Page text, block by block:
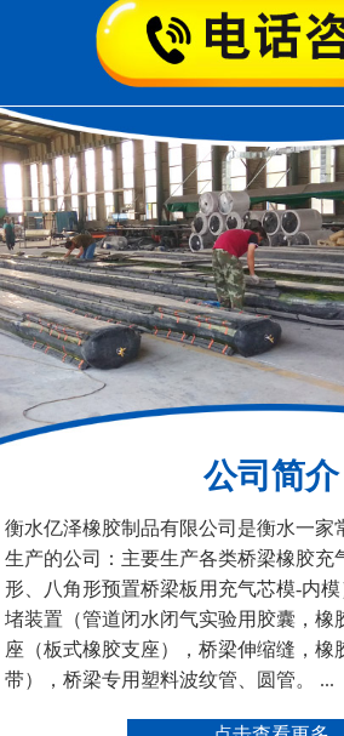
板式橡胶伸缩缝 C
200*25米圆形桥梁气囊 390*14
公司简介
衡水亿泽橡胶制品有限公司是衡水一家
生产的公司：主要生产各类桥梁橡胶充
形、八角形预置桥梁板用充气芯模-内
堵装置（管道闭水闭气实验用胶囊，橡
座（板式橡胶支座），桥梁伸缩缝，橡
带），桥梁专用塑料波纹管、圆管。 ...